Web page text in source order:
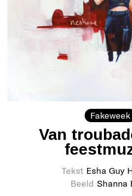
Fakeweek
Van
Tekst Esha Guy
Beeld Shanna